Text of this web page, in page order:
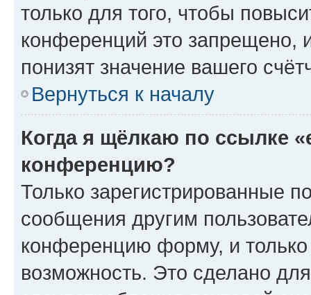
только для того, чтобы
конференций это запрещено,
понизят значение вашего
Вернуться к началу
Когда я щёлкаю по ссылке
конференцию?
Только зарегистрированные
сообщения другим
конференцию форму, и
возможность. Это сделано